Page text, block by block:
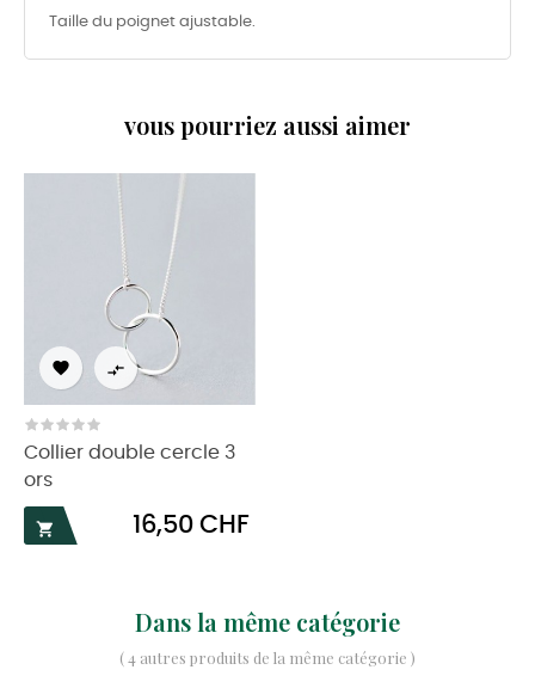
Taille du poignet ajustable.
vous pourriez aussi aimer
 
Collier double cercle 3
ors

Prix
16,50 CHF
Dans la même catégorie
( 4 autres produits de la même catégorie )